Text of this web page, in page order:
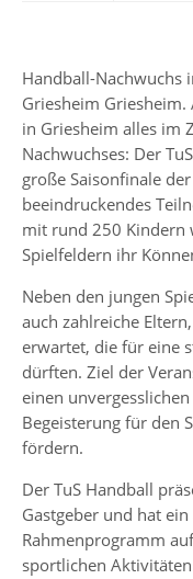
Handball-Nachwuchs
Griesheim
in Griesheim alles im
Nachwuchses: Der
große Saisonfinale
beeindruckendes
mit rund 250 Kindern
Spielfeldern ihr
Neben den jungen
auch zahlreiche
erwartet, die für eine
dürften. Ziel der
einen
Begeisterung für den
fördern.
Der TuS Handball
Gastgeber und hat
Rahmenprogramm
sportlichen